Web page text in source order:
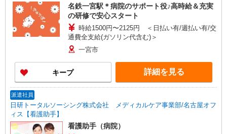
名鉄一宮駅＊病院のサポート役♪高時給＆充実
の研修で安心スタート
時給1500円〜2125円 ＜日払い有/週払い有/交
通費全支給(ガソリン代含む)＞
一宮市
キープ 詳細を見る
派遣社員
日研トータルソーシング株式会社 メディカルケア事業部/名古屋オフ
ィス【看護助手】
看護助手（病院）